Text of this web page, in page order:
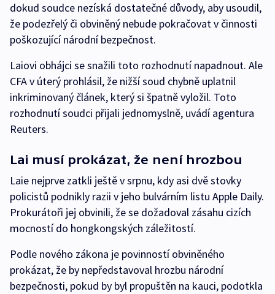
dokud soudce nezíská dostatečné důvody, aby usoudil,
že podezřelý či obviněný nebude pokračovat v činnosti
poškozující národní bezpečnost.
Laiovi obhájci se snažili toto rozhodnutí napadnout. Ale
CFA v úterý prohlásil, že nižší soud chybně uplatnil
inkriminovaný článek, který si špatně vyložil. Toto
rozhodnutí soudci přijali jednomyslně, uvádí agentura
Reuters.
Lai musí prokázat, že není hrozbou
Laie nejprve zatkli ještě v srpnu, kdy asi dvě stovky
policistů podnikly razii v jeho bulvárním listu Apple Daily.
Prokurátoři jej obvinili, že se dožadoval zásahu cizích
mocností do hongkongských záležitostí.
Podle nového zákona je povinností obviněného
prokázat, že by nepředstavoval hrozbu národní
bezpečnosti, pokud by byl propuštěn na kauci, podotkla